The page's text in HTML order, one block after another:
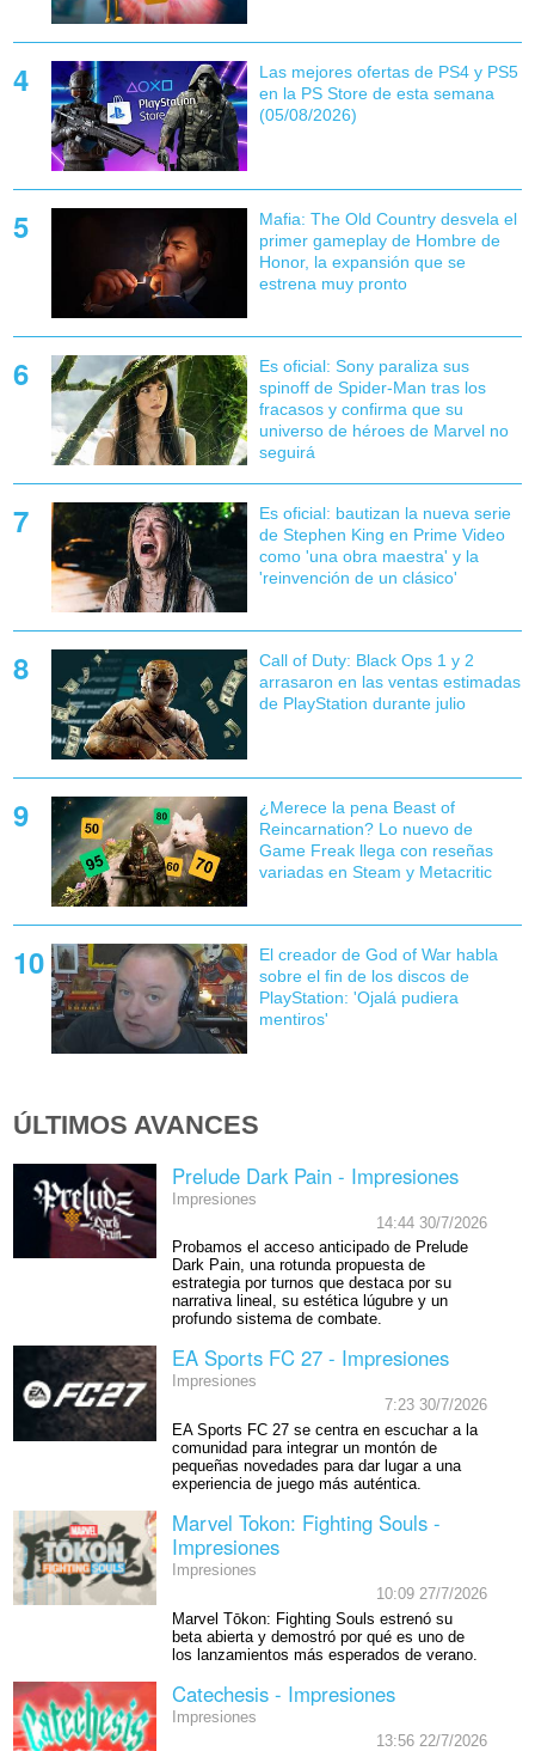
Las mejores ofertas de PS4 y PS5
en la PS Store de esta semana
(05/08/2026)
Mafia: The Old Country desvela el
primer gameplay de Hombre de
Honor, la expansión que se
estrena muy pronto
Es oficial: Sony paraliza sus
spinoff de Spider-Man tras los
fracasos y confirma que su
universo de héroes de Marvel no
seguirá
Es oficial: bautizan la nueva serie
de Stephen King en Prime Video
como 'una obra maestra' y la
'reinvención de un clásico'
Call of Duty: Black Ops 1 y 2
arrasaron en las ventas estimadas
de PlayStation durante julio
¿Merece la pena Beast of
Reincarnation? Lo nuevo de
Game Freak llega con reseñas
variadas en Steam y Metacritic
El creador de God of War habla
sobre el fin de los discos de
PlayStation: 'Ojalá pudiera
mentiros'
ÚLTIMOS AVANCES
Prelude Dark Pain - Impresiones
Impresiones
14:44 30/7/2026
Probamos el acceso anticipado de Prelude
Dark Pain, una rotunda propuesta de
estrategia por turnos que destaca por su
narrativa lineal, su estética lúgubre y un
profundo sistema de combate.
EA Sports FC 27 - Impresiones
Impresiones
7:23 30/7/2026
EA Sports FC 27 se centra en escuchar a la
comunidad para integrar un montón de
pequeñas novedades para dar lugar a una
experiencia de juego más auténtica.
Marvel Tokon: Fighting Souls -
Impresiones
Impresiones
10:09 27/7/2026
Marvel Tōkon: Fighting Souls estrenó su
beta abierta y demostró por qué es uno de
los lanzamientos más esperados de verano.
Catechesis - Impresiones
Impresiones
13:56 22/7/2026